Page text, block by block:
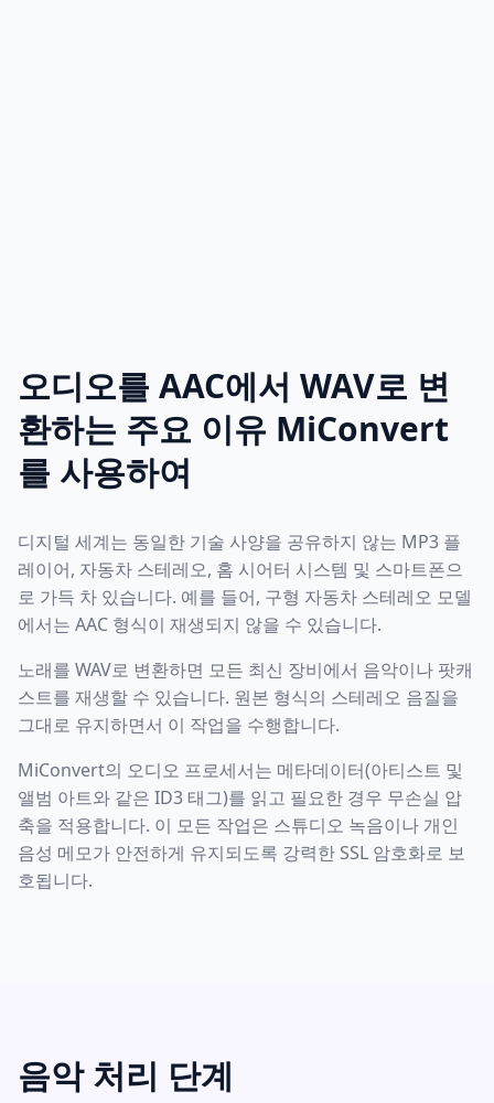
오디오를 AAC에서 WAV로 변
환하는 주요 이유 MiConvert
를 사용하여
디지털 세계는 동일한 기술 사양을 공유하지 않는 MP3 플
레이어, 자동차 스테레오, 홈 시어터 시스템 및 스마트폰으
로 가득 차 있습니다. 예를 들어, 구형 자동차 스테레오 모델
에서는 AAC 형식이 재생되지 않을 수 있습니다.
노래를 WAV로 변환하면 모든 최신 장비에서 음악이나 팟캐
스트를 재생할 수 있습니다. 원본 형식의 스테레오 음질을
그대로 유지하면서 이 작업을 수행합니다.
MiConvert의 오디오 프로세서는 메타데이터(아티스트 및
앨범 아트와 같은 ID3 태그)를 읽고 필요한 경우 무손실 압
축을 적용합니다. 이 모든 작업은 스튜디오 녹음이나 개인
음성 메모가 안전하게 유지되도록 강력한 SSL 암호화로 보
호됩니다.
음악 처리 단계